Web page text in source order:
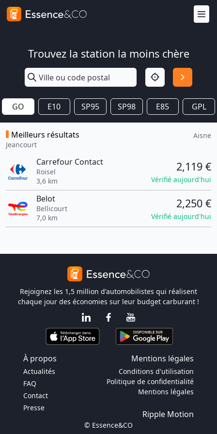
Trouvez la station la moins chère
GO E10 SP95 SP98 E85 GPL
Meilleurs résultats
Jeancourt
Aisne
Carrefour Contact
Roisel
3,6 km
2,119 €
Vérifié aujourd'hui
Belot
Bellicourt
7,0 km
2,250 €
Vérifié aujourd'hui
Rejoignez les 1,5 million d'automobilistes qui réalisent
chaque jour des économies sur leur budget carburant !
À propos Mentions légales
Actualités
FAQ
Contact
Presse
Conditions d'utilisation
Politique de confidentialité
Mentions légales
Ripple Motion
© Essence&CO